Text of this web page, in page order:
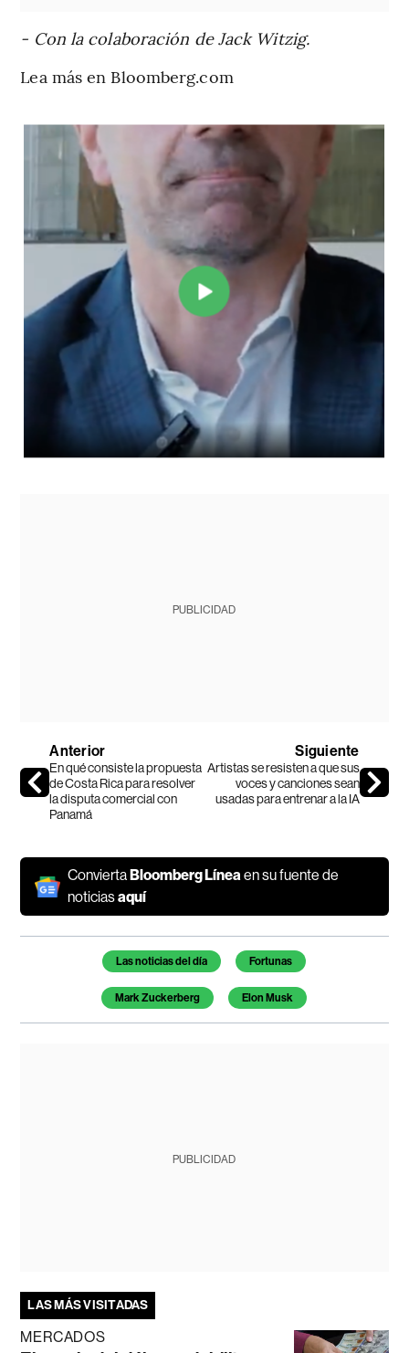
- Con la colaboración de Jack Witzig.
Lea más en Bloomberg.com
PUBLICIDAD
Anterior
En qué consiste la propuesta
de Costa Rica para resolver
la disputa comercial con
Panamá
Siguiente
Artistas se resisten a que sus
voces y canciones sean
usadas para entrenar a la IA
Convierta Bloomberg Líneaen su fuente de
noticiasaquí
Temas de este artículo
Las noticias del día Fortunas
Mark Zuckerberg Elon Musk
PUBLICIDAD
LAS MÁS VISITADAS
MERCADOS